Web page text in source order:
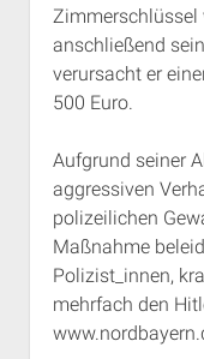
RSS-
Zimmerschlüssel
anschließend
verursacht er
500 Euro.
Aufgrund seiner
aggressiven
polizeilichen
Maßnahme
Polizist_innen,
mehrfach den